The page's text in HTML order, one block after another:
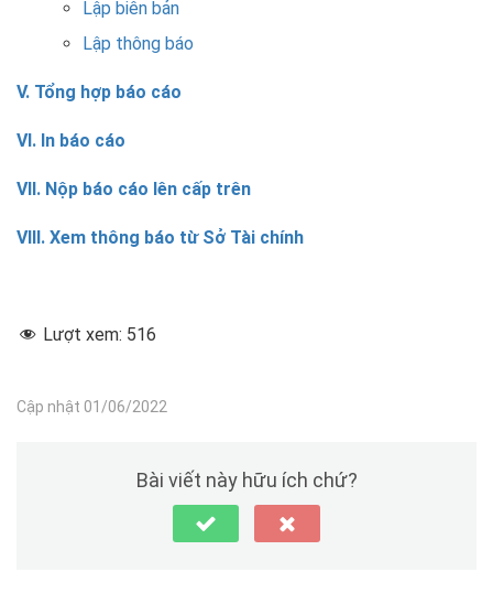
Lập biên bản
Lập thông báo
V. Tổng hợp báo cáo
VI. In báo cáo
VII. Nộp báo cáo lên cấp trên
VIII. Xem thông báo từ Sở Tài chính
Lượt xem: 516
Cập nhật 01/06/2022
Bài viết này hữu ích chứ?